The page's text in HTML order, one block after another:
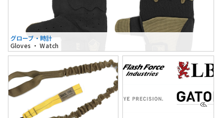
グローブ・時計
Gloves ・ Watch